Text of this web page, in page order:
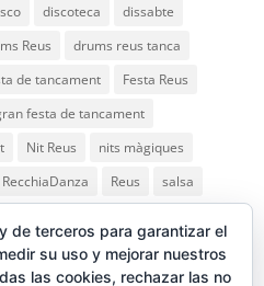
discoteca
dissabte
Reus
drums reus tanca
de tancament
Festa Reus
festa de tancament
Nit Reus
nits màgiques
RecchiaDanza Reus
salsa
de terceros para garantizar el
su uso y mejorar nuestros
las cookies, rechazar las no